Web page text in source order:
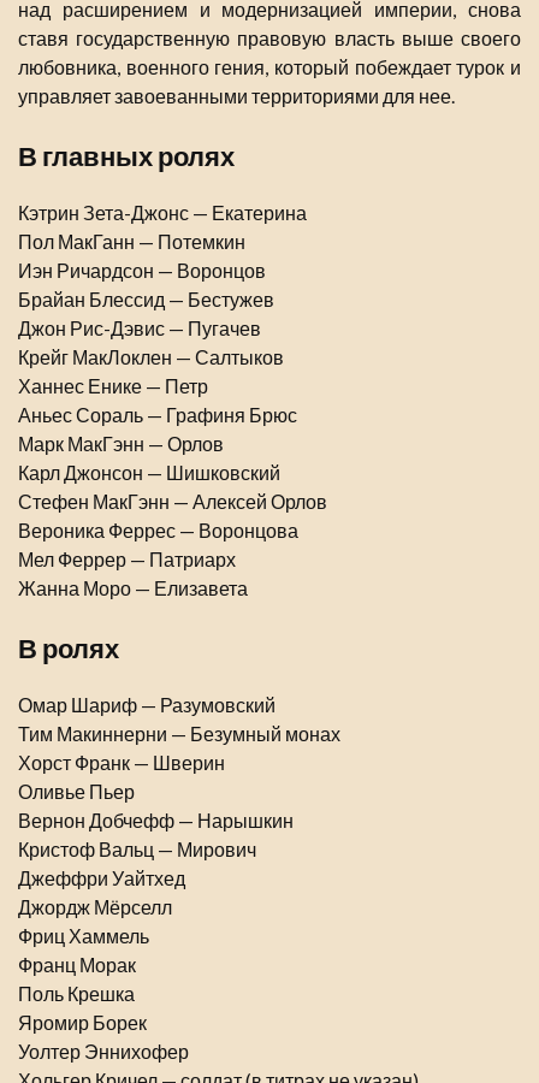
над расширением и модернизацией империи, снова
ставя государственную правовую власть выше своего
любовника, военного гения, который побеждает турок и
управляет завоеванными территориями для нее.
В главных ролях
Кэтрин Зета-Джонс — Екатерина
Пол МакГанн — Потемкин
Иэн Ричардсон — Воронцов
Брайан Блессид — Бестужев
Джон Рис-Дэвис — Пугачев
Крейг МакЛоклен — Салтыков
Ханнес Енике — Петр
Аньес Сораль — Графиня Брюс
Марк МакГэнн — Орлов
Карл Джонсон — Шишковский
Стефен МакГэнн — Алексей Орлов
Вероника Феррес — Воронцова
Мел Феррер — Патриарх
Жанна Моро — Елизавета
В ролях
Омар Шариф — Разумовский
Тим Макиннерни — Безумный монах
Хорст Франк — Шверин
Оливье Пьер
Вернон Добчефф — Нарышкин
Кристоф Вальц — Мирович
Джеффри Уайтхед
Джордж Мёрселл
Фриц Хаммель
Франц Морак
Поль Крешка
Яромир Борек
Уолтер Эннихофер